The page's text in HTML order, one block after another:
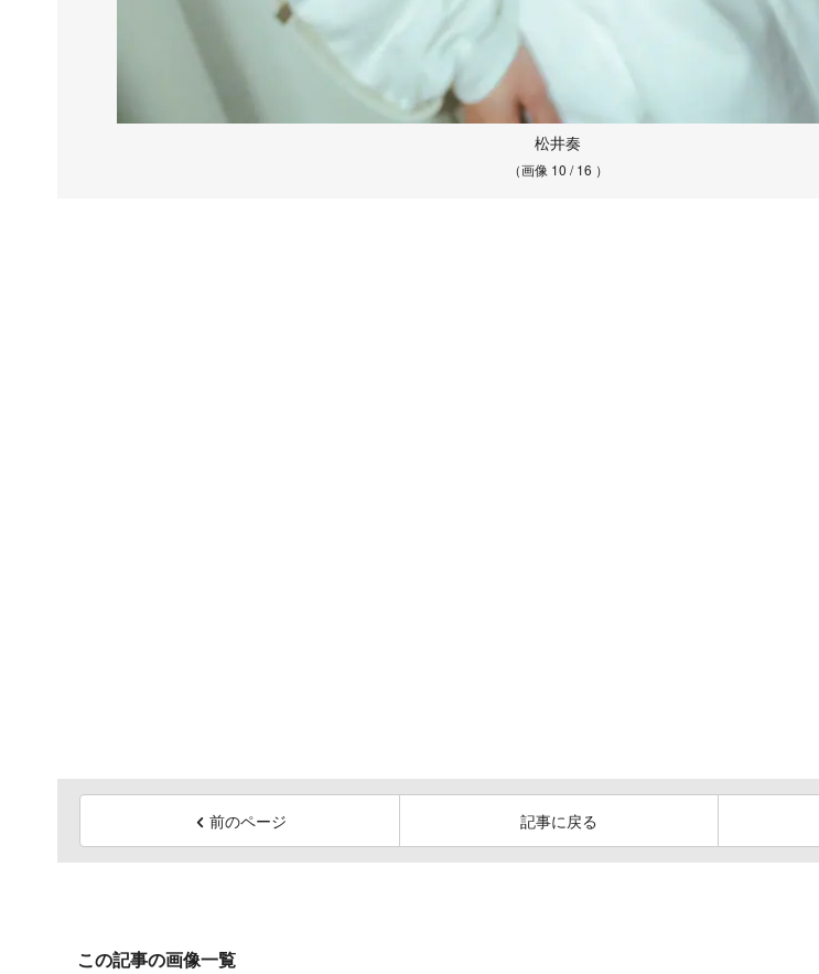
松井奏
（画像 10 / 16 ）
前のページ 記事に戻る
この記事の画像一覧